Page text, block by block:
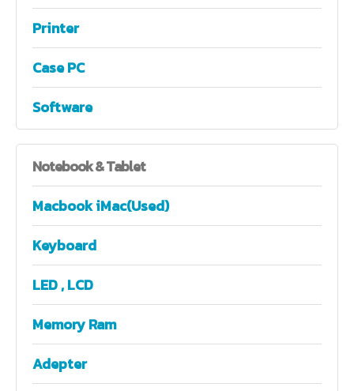
Printer
Case PC
Software
Notebook& Tablet
Macbook iMac(Used)
Keyboard
LED , LCD
Memory Ram
Adepter